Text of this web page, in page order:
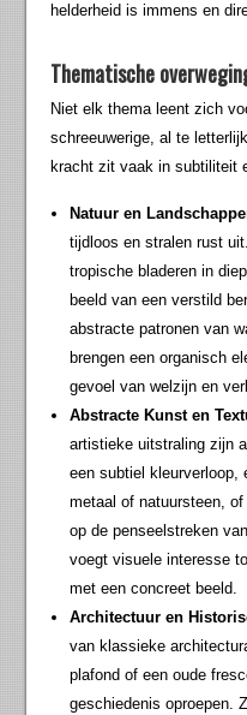
helderheid is immens en
Thematische
Niet elk thema leent zich
schreeuwerige, al te
kracht zit vaak in subtiliteit
Natuur en
tijdloos en stralen rust
tropische bladeren in
beeld van een verstild
abstracte patronen van
brengen een organisch
gevoel van welzijn en
Abstracte Kunst en
artistieke uitstraling zijn
een subtiel kleurverloop,
metaal of natuursteen,
op de penseelstreken
voegt visuele interesse
met een concreet beeld.
Architectuur en
van klassieke
plafond of een oude
geschiedenis oproepen.